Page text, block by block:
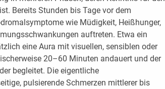
Bereits Stunden bis Tage vor dem
wie Müdigkeit, Heißhunger,
auftreten. Etwa ein
eine Aura mit visuellen, sensiblen oder
20–60 Minuten andauert und der
begleitet. Die eigentliche
pulsierende Schmerzen mittlerer bis